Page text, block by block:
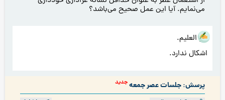
می‌نمايم. آيا اين عمل صحيح می‌باشد؟
هو العلیم.
اشکال ندارد.
پرسش: جلسات عصر جمعهجدید